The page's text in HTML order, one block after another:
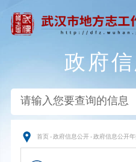
政府
首页 - 政府信息公开 - 政府信息公开年